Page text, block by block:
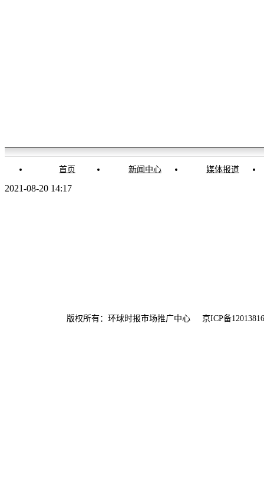
首页 新闻中心 媒体报道
2021-08-20 14:17
版权所有：环球时报市场推广中心 京ICP备